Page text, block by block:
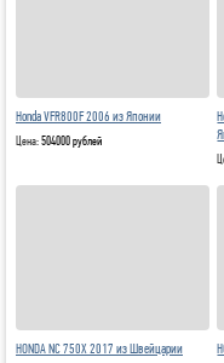
Honda VFR800F 2006 из Японии
Цена:504000 рублей
HONDA NC 750X 2017 из Швейцарии